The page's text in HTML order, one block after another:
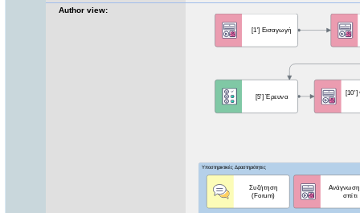
Author view: